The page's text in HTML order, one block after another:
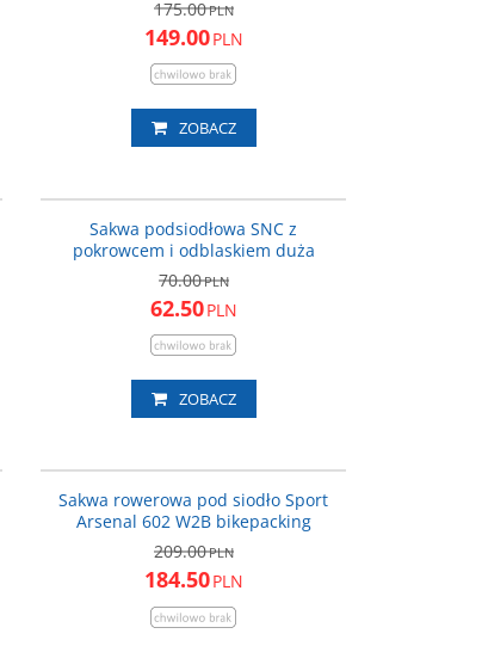
175.00PLN
149.00PLN
ZOBACZ
Sakwa podsiodłowa SNC z
pokrowcem i odblaskiem duża
70.00PLN
62.50PLN
ZOBACZ
Sakwa rowerowa pod siodło Sport
Arsenal 602 W2B bikepacking
209.00PLN
184.50PLN